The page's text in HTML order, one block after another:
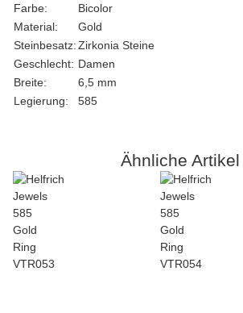
Farbe:
Bicolor
Material:
Gold
Steinbesatz:Zirkonia Steine
Geschlecht: Damen
Breite:
6,5 mm
Legierung:
585
Ähnliche Artikel